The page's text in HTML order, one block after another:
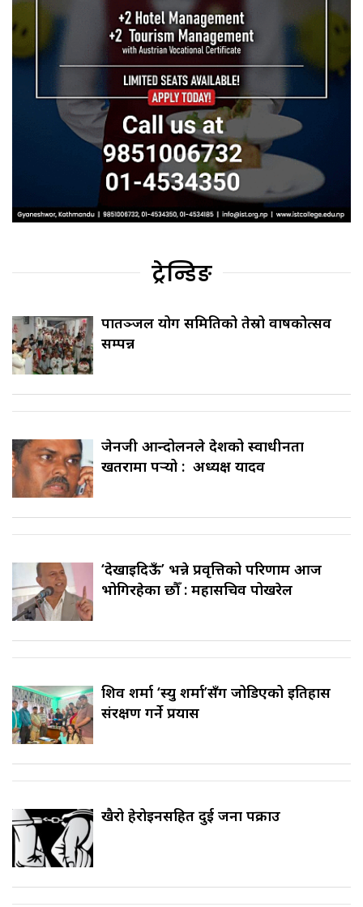
ट्रेन्डिङ
पातञ्जल योग समितिको तेस्रो वार्षिकोत्सव
सम्पन्न
जेनजी आन्दोलनले देशको स्वाधीनता
खतरामा पर्‍यो : अध्यक्ष यादव
‘देखाइदिऊँ’ भन्ने प्रवृत्तिको परिणाम आज
भोगिरहेका छौँ : महासचिव पोखरेल
शिव शर्मा ‘स्यु शर्मा’सँग जोडिएको इतिहास
संरक्षण गर्ने प्रयास
खैरो हेरोइनसहित दुई जना पक्राउ